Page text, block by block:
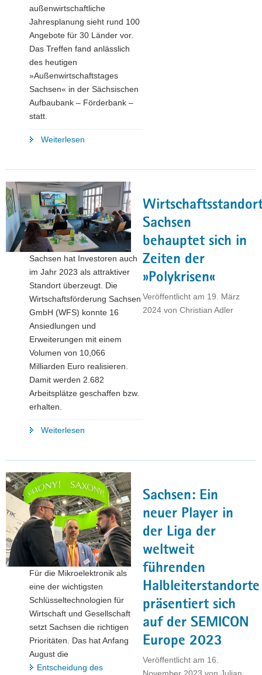
außenwirtschaftliche
Jahresplanung sieht rund 100
Angebote für 30 Länder vor.
Das Treffen fand anlässlich
des heutigen
»Außenwirtschaftstages
Sachsen« in der Sächsischen
Aufbaubank – Förderbank –
statt.
Weiterlesen
rund
100 Aktivitäten
für
30
Länder
durch"
Sachsen
behauptet sich in
Zeiten der
»Polykrisen«
Veröffentlicht am 19. März
2024 von Christian Adler
Sachsen hat Investoren auch
im Jahr 2023 als attraktiver
Standort überzeugt. Die
Wirtschaftsförderung Sachsen
GmbH (WFS) konnte 16
Ansiedlungen und
Erweiterungen mit einem
Volumen von 10,066
Milliarden Euro realisieren.
Damit werden 2.682
Arbeitsplätze geschaffen bzw.
erhalten.
Weiterlesen
in
Zeiten
der
»Polykrisen«"
Sachsen: Ein
neuer Player in
der Liga der
weltweit
führenden
Halbleiterstandorte
präsentiert sich
auf der SEMICON
Europe 2023
Veröffentlicht am 16.
Für die Mikroelektronik als
eine der wichtigsten
Schlüsseltechnologien für
Wirtschaft und Gesellschaft
setzt Sachsen die richtigen
Prioritäten. Das hat Anfang
August die
Entscheidung des